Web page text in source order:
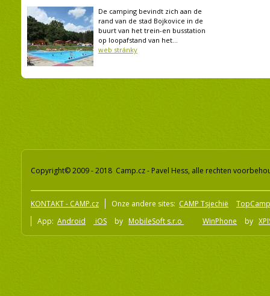
De camping bevindt zich aan de
rand van de stad Bojkovice in de
buurt van het trein-en busstation
op loopafstand van het...
web stránky
Copyright© 2009 - 2018 Camp.cz - Pavel Hess, alle rechten
KONTAKT - CAMP.cz Onze andere sites: CAMP Tsjechië
App: Android iOS by MobileSoft s.r.o WinPhone by